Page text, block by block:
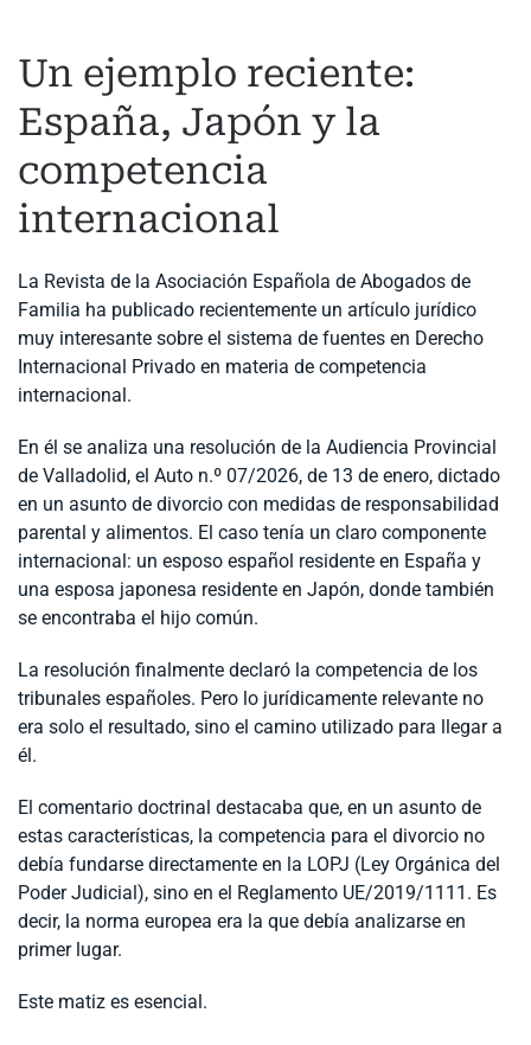
Un ejemplo reciente:
España, Japón y la
competencia
internacional
La Revista de la Asociación Española de Abogados de
Familia ha publicado recientemente un artículo jurídico
muy interesante sobre el sistema de fuentes en Derecho
Internacional Privado en materia de competencia
internacional.
En él se analiza una resolución de la Audiencia Provincial
de Valladolid, el Auto n.º 07/2026, de 13 de enero, dictado
en un asunto de divorcio con medidas de responsabilidad
parental y alimentos. El caso tenía un claro componente
internacional: un esposo español residente en España y
una esposa japonesa residente en Japón, donde también
se encontraba el hijo común.
La resolución finalmente declaró la competencia de los
tribunales españoles. Pero lo jurídicamente relevante no
era solo el resultado, sino el camino utilizado para llegar a
él.
El comentario doctrinal destacaba que, en un asunto de
estas características, la competencia para el divorcio no
debía fundarse directamente en la LOPJ (Ley Orgánica del
Poder Judicial), sino en el Reglamento UE/2019/1111. Es
decir, la norma europea era la que debía analizarse en
primer lugar.
Este matiz es esencial.